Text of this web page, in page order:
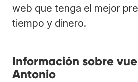
web que tenga el mejor
tiempo y dinero.
Información sobre
Antonio